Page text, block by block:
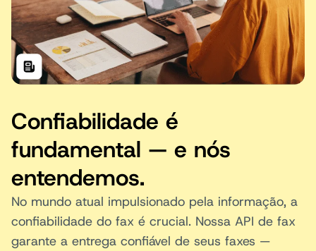
Confiabilidade é
fundamental — e nós
entendemos.
No mundo atual impulsionado pela informação, a
confiabilidade do fax é crucial. Nossa API de fax
garante a entrega confiável de seus faxes —